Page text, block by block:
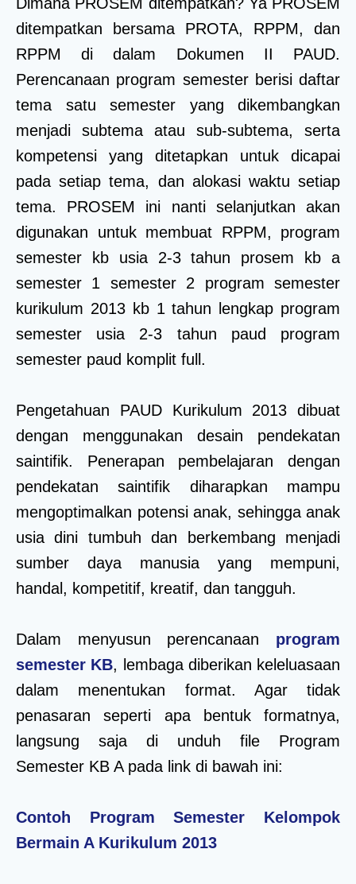
ditempatkan bersama PROTA, RPPM, dan
RPPM di dalam Dokumen II PAUD.
Perencanaan program semester berisi daftar
tema satu semester yang dikembangkan
menjadi subtema atau sub-subtema, serta
kompetensi yang ditetapkan untuk dicapai
pada setiap tema, dan alokasi waktu setiap
tema. PROSEM ini nanti selanjutkan akan
digunakan untuk membuat RPPM, program
semester kb usia 2-3 tahun prosem kb a
semester 1 semester 2 program semester
kurikulum 2013 kb 1 tahun lengkap program
semester usia 2-3 tahun paud program
semester paud komplit full.
Pengetahuan PAUD Kurikulum 2013 dibuat
dengan menggunakan desain pendekatan
saintifik. Penerapan pembelajaran dengan
pendekatan saintifik diharapkan mampu
mengoptimalkan potensi anak, sehingga anak
usia dini tumbuh dan berkembang menjadi
sumber daya manusia yang mempuni,
handal, kompetitif, kreatif, dan tangguh.
Dalam menyusun perencanaan program
semester KB, lembaga diberikan keleluasaan
dalam menentukan format. Agar tidak
penasaran seperti apa bentuk formatnya,
langsung saja di unduh file Program
Semester KB A pada link di bawah ini:
Contoh Program Semester Kelompok
Bermain A Kurikulum 2013